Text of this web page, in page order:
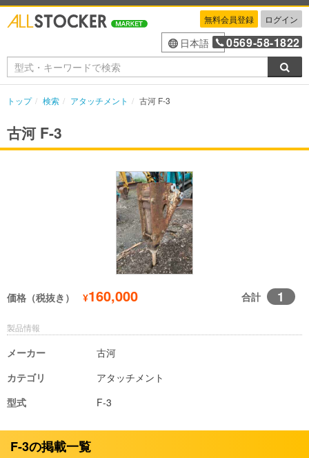
無料会員登録 ログイン
日本語 0569-58-1822
トップ 検索 アタッチメント 古河 F-3
古河 F-3
価格（税抜き） ¥160,000 合計 1
製品情報
メーカー
古河
カテゴリ
アタッチメント
型式
F-3
F-3の掲載一覧